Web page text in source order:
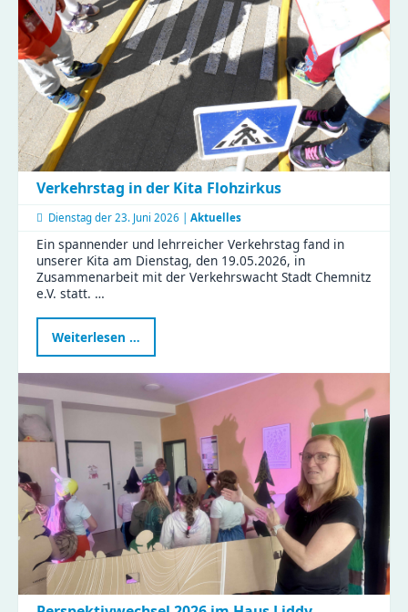
mit
Tiergeschichten
und
Bastelspaß
Verkehrstag in der Kita Flohzirkus
Dienstag der 23. Juni 2026 | Aktuelles
Ein spannender und lehrreicher Verkehrstag fand in
unserer Kita am Dienstag, den 19.05.2026, in
Zusammenarbeit mit der Verkehrswacht Stadt Chemnitz
e.V. statt. …
Weiterlesen …
in
der
Kita
Flohzirkus